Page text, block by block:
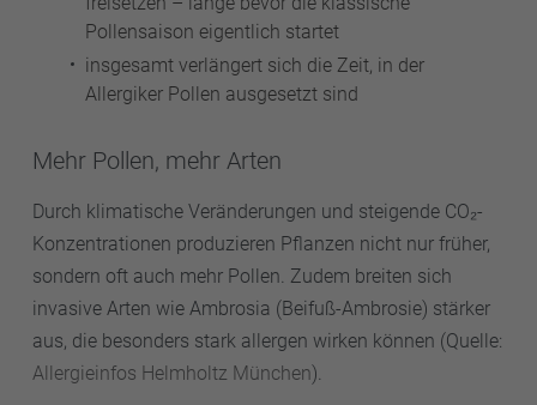
Pollensaison eigentlich startet
insgesamt verlängert sich die Zeit, in der
Allergiker Pollen ausgesetzt sind
Mehr Pollen, mehr Arten
Durch klimatische Veränderungen und steigende CO₂-
Konzentrationen produzieren Pflanzen nicht nur früher,
sondern oft auch mehr Pollen. Zudem breiten sich
invasive Arten wie Ambrosia (Beifuß-Ambrosie) stärker
aus, die besonders stark allergen wirken können (Quelle:
Allergieinfos Helmholtz München).